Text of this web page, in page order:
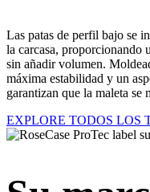
Las patas de perfil bajo se
la carcasa, proporcionando
sin añadir volumen.
máxima estabilidad y un
garantizan que la maleta se
EXPLORE TODOS LOS